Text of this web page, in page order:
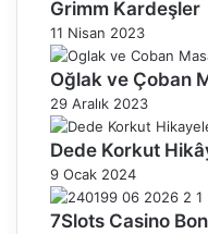
Grimm Kardeşler
11 Nisan 2023
Oğlak ve Çoban
29 Aralık 2023
Dede Korkut
9 Ocak 2024
7Slots Casino